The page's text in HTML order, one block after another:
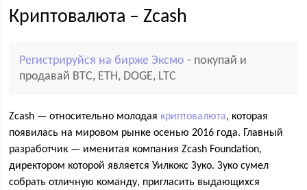
Криптовалюта – Zcash
Регистрируйся на бирже Эксмо - покупай и
продавай BTC, ETH, DOGE, LTC
Zcash — относительно молодая криптовалюта, которая
появилась на мировом рынке осенью 2016 года. Главный
разработчик — именитая компания Zcash Foundation,
директором которой является Уилкокс Зуко. Зуко сумел
собрать отличную команду, пригласить выдающихся